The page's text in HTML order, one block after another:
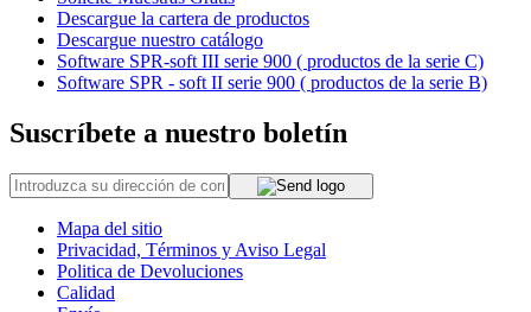
Descargue la cartera de productos
Descargue nuestro catálogo
Software SPR-soft III serie 900 ( productos de la serie C)
Software SPR - soft II serie 900 ( productos de la serie B)
Suscríbete a nuestro boletín
Mapa del sitio
Privacidad, Términos y Aviso Legal
Politica de Devoluciones
Calidad